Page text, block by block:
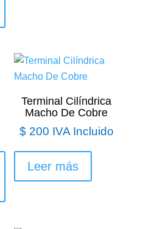
Terminal Cilíndrica
Macho De Cobre
$200 IVA Incluido
Leer más